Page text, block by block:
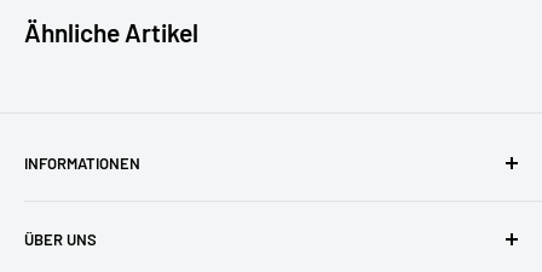
sertronics.de
GPSR - Wirtschaftsakteur:
[@] pi3g.com
Ähnliche Artikel
INFORMATIONEN
Datenschutzerklärung
ÜBER UNS